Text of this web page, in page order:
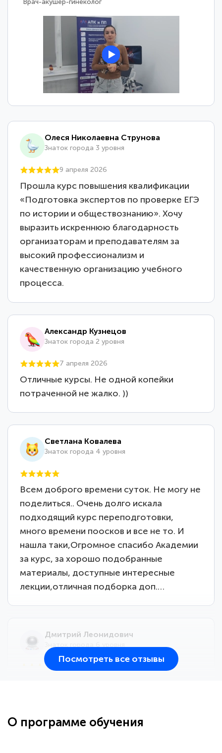
Врач-акушер-гинеколог
Олеся Николаевна Струнова
Знаток города 3 уровня
9 апреля 2026
Прошла курс повышения квалификации
«Подготовка экспертов по проверке ЕГЭ
по истории и обществознанию». Хочу
выразить искреннюю благодарность
организаторам и преподавателям за
высокий профессионализм и
качественную организацию учебного
процесса.
Александр Кузнецов
Знаток города 2 уровня
7 апреля 2026
Отличные курсы. Не одной копейки
потраченной не жалко. ))
Светлана Ковалева
Знаток города 4 уровня
Всем доброго времени суток. Не могу не
поделиться.. Очень долго искала
подходящий курс переподготовки,
много времени поосков и все не то. И
нашла таки,Огромное спасибо Академии
за курс, за хорошо подобранные
материалы, доступные интересные
лекции,отличная подборка доп.…
Дмитрий Леонидович
большое количество методических
Посмотреть все отзывы
О программе обучения